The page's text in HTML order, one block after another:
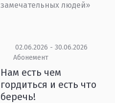
замечательных людей»
02.06.2026 - 30.06.2026
Абонемент
Нам есть чем
гордиться и есть что
беречь!